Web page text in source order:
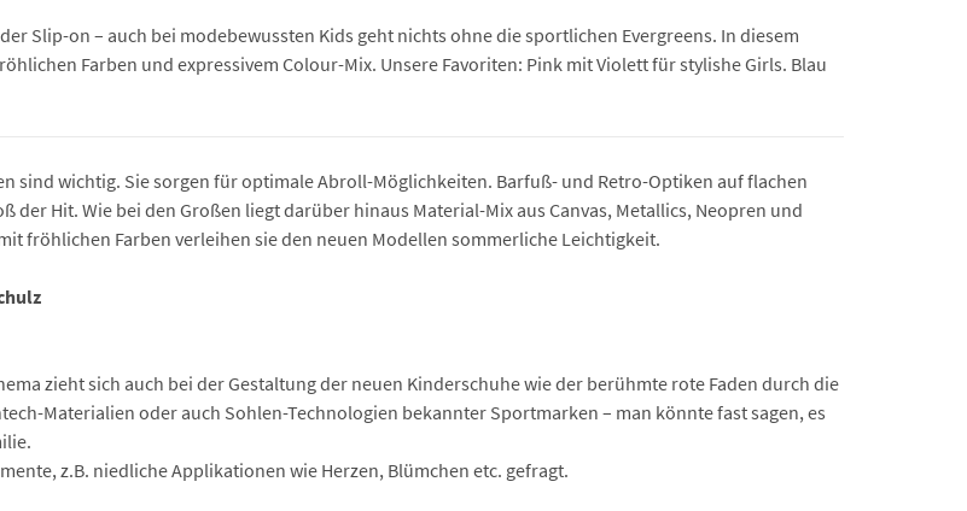
Slip-on – auch bei modebewussten Kids geht nichts ohne die sportlichen Evergreens. In diesem
Farben und expressivem Colour-Mix. Unsere Favoriten: Pink mit Violett für stylishe Girls. Blau
sind wichtig. Sie sorgen für optimale Abroll-Möglichkeiten. Barfuß- und Retro-Optiken auf flachen
Hit. Wie bei den Großen liegt darüber hinaus Material-Mix aus Canvas, Metallics, Neopren und
fröhlichen Farben verleihen sie den neuen Modellen sommerliche Leichtigkeit.
zieht sich auch bei der Gestaltung der neuen Kinderschuhe wie der berühmte rote Faden durch die
Materialien oder auch Sohlen-Technologien bekannter Sportmarken – man könnte fast sagen, es
z.B. niedliche Applikationen wie Herzen, Blümchen etc. gefragt.